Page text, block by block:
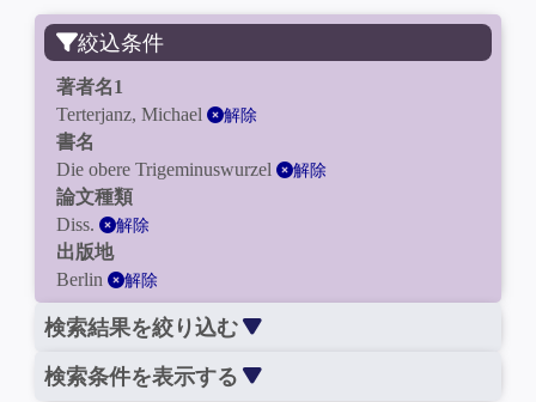
絞込条件
著者名1
Terterjanz, Michael
解除
書名
Die obere Trigeminuswurzel
解除
論文種類
Diss.
解除
出版地
Berlin
解除
検索結果を絞り込む
検索条件を表示する